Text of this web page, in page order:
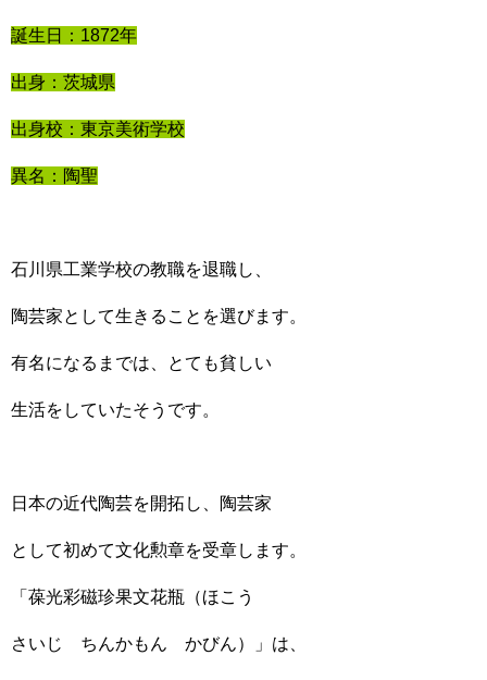
誕生日：1872年
出身：茨城県
出身校：東京美術学校
異名：陶聖
石川県工業学校の教職を退職し、
陶芸家として生きることを選びます。
有名になるまでは、とても貧しい
生活をしていたそうです。
日本の近代陶芸を開拓し、陶芸家
として初めて文化勲章を受章します。
「葆光彩磁珍果文花瓶（ほこう
さいじ ちんかもん かびん）」は、